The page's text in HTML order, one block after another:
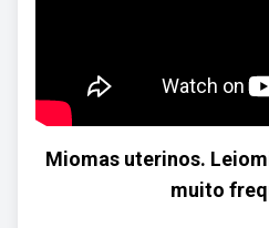
Miomas uterinos.
muito